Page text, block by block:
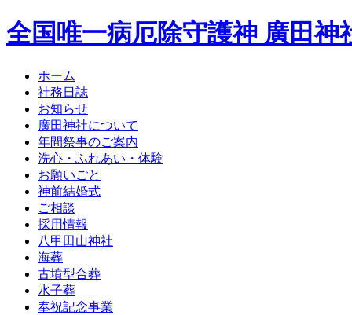
全国唯一病厄除守護神 廣田神
ホーム
社務日誌
お知らせ
廣田神社について
年間祭事のご案内
洗心・ふれあい・体験
お願いごと
神前結婚式
ご相談
採用情報
八甲田山神社
海葬
古墳型合葬
水子葬
奉祝記念事業